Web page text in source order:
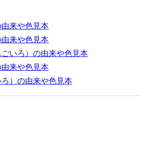
来や色見本
来や色見本
いろ）の由来や色見本
来や色見本
）の由来や色見本